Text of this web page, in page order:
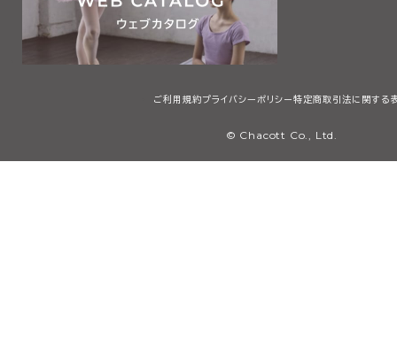
ご利用規約プライバシーポリシー 特定商取引法に関する
© Chacott Co., Ltd.